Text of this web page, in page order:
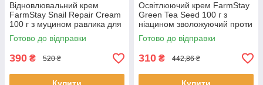
Відновлювальний крем
FarmStay Snail Repair Cream
100 г з муцином равлика для
пружності та зморшок
Фармстей
Готово до відправки
390 ₴ 520 ₴
Освітлюючий крем FarmStay
Green Tea Seed 100 г з
ніацином зволожуючий проти
пігментації та почервоніння
Готово до відправки
310 ₴ 442,86 ₴